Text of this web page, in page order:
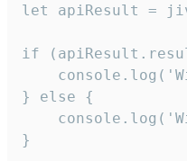
let apiResult =
if
} else {
}